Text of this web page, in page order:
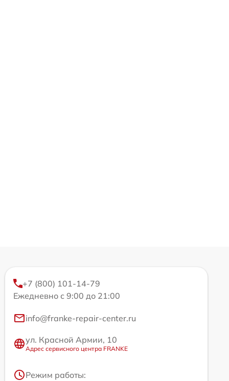
+7 (800) 101-14-79
Ежедневно с 9:00 до 21:00
info@franke-repair-center.ru
ул. Красной Армии, 10
Адрес сервисного центра FRANKE
Режим работы: